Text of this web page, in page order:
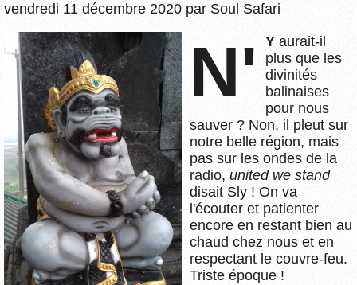
vendredi 11 décembre 2020 par Soul Safari
N'Y aurait-il
plus que les
divinités
balinaises
pour nous
sauver ? Non, il pleut sur
notre belle région, mais
pas sur les ondes de la
radio, united we stand
disait Sly ! On va
l'écouter et patienter
encore en restant bien au
chaud chez nous et en
respectant le couvre-feu.
Triste époque !